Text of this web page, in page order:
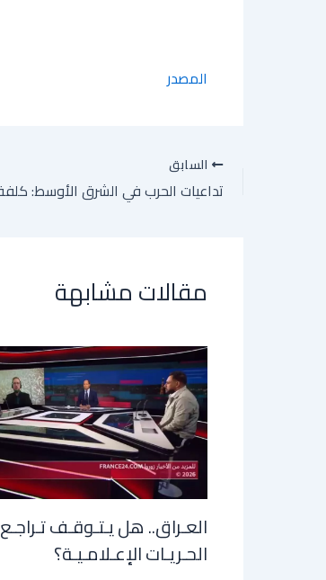
المصدر
السابق
مقالات مشابهة
العـراق.. هل يـتـوقـف تـراجـع
الحـريـات الإعـلامـيـة؟